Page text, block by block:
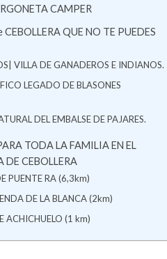
CAMPER
CEBOLLERA QUE NO TE PUEDES
VILLA DE GANADEROS E INDIANOS.
LEGADO DE BLASONES
DEL EMBALSE DE PAJARES.
TODA LA FAMILIA EN EL
DE CEBOLLERA
PUENTE RA (6,3km)
DE LA BLANCA (2km)
ACHICHUELO (1 km)